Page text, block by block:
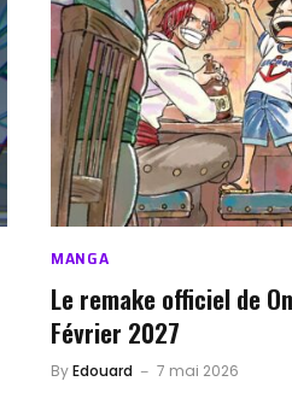
MANGA
Le remake officiel de
Février 2027
ByEdouard 7 mai 2026